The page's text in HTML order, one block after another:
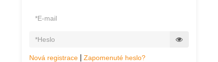
Nová registrace Zapomenuté heslo?